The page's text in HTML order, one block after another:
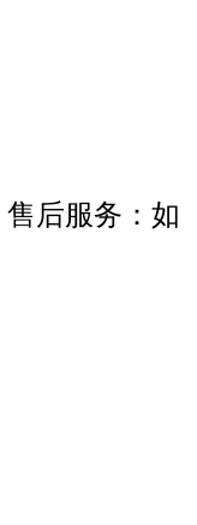
后服务：如